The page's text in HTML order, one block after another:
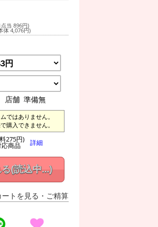
点当 896円)
体 4,076円)
店舗 準備無
ではありません。
購入できません。
275円)
応商品 詳細
(読込中...)
ートを見る ・ご精算